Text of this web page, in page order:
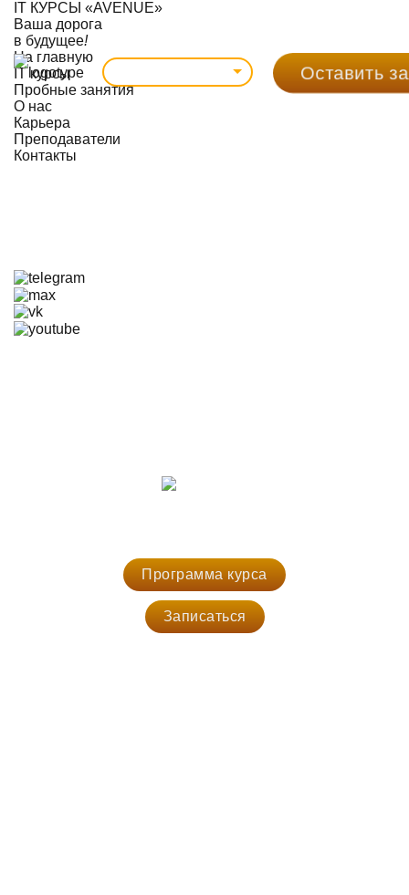
Оставить
IT КУРСЫ «AVENUE»
Ваша дорога
в будущее!
На главную
IT курсы
Пробные занятия
О нас
Карьера
Преподаватели
Контакты
Программа курса
Записаться